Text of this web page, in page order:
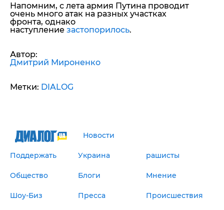
Напомним, с лета армия Путина проводит
очень много атак на разных участках
фронта, однако
наступление застопорилось.
Автор:
Дмитрий Мироненко
Метки: DIALOG
Новости
Поддержать Украина рашисты
Общество Блоги Мнение
Шоу-Биз Пресса Происшествия